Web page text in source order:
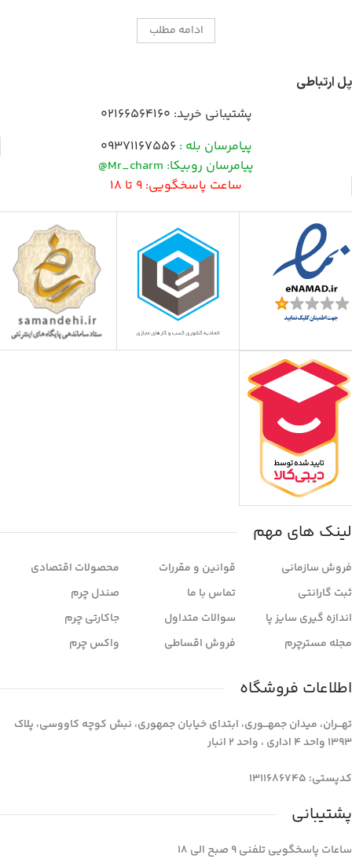
ادامه مطلب
پل ارتباطی
پشتیبانی خرید: 02166564160
پیامرسان بله : 09371167556
پیامرسان روبیکا: Mr_charm@
ساعت پاسخگویی: 9 تا 18
لینک های مهم
فروش سازمانی
ثبت گارانتی
اندازه گیری سایز پا
مجله مسترچرم
قوانین و مقررات
تماس با ما
سوالات متداول
فروش اقساطی
محصولات اقتصادی
صندل چرم
جاکارتی چرم
واکس چرم
اطلاعات فروشگاه
تهـــران، میدان جمهـــوری، ابتدای خیابان جمهوری، نبش کوچه کاووسی، پلاک
1393 واحد 4 اداری ، واحد 2 انبار
کدپستی: 1311686745
پشتیبانی
ساعات پاسخگویی تلفنی 9 صبح الی 18